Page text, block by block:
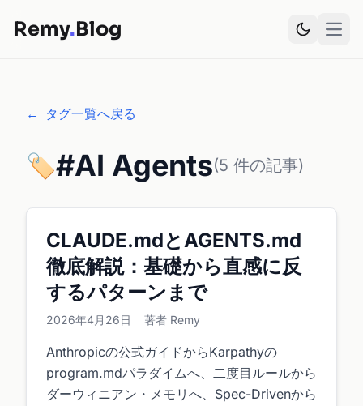
Remy.Blog
← タグ一覧へ戻る
🏷️#AI Agents(5 件の記事)
CLAUDE.mdとAGENTS.md
徹底解説：基礎から直感に反
するパターンまで
2026年4月26日 著者 Remy
Anthropicの公式ガイドからKarpathyの
program.mdパラダイムへ、二度目ルールから
ダーウィニアン・メモリへ、Spec-Drivenから